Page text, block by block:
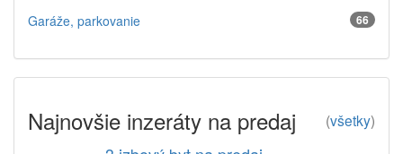
66
Garáže, parkovanie
(všetky)
Najnovšie inzeráty na predaj